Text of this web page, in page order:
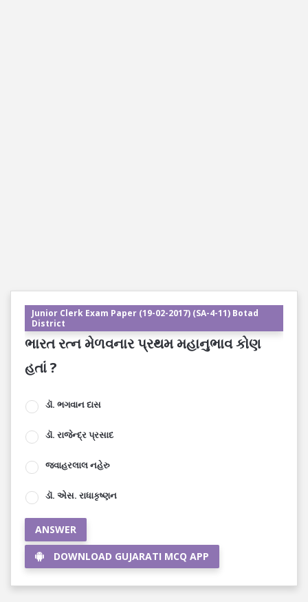
Junior Clerk Exam Paper (19-02-2017) (SA-4-11) Botad
District
ભારત રત્ન મેળવનાર પ્રથમ મહાનુભાવ કોણ
હતાં ?
ડૉ. ભગવાન દાસ
ડૉ. રાજેન્દ્ર પ્રસાદ
જવાહરલાલ નહેરુ
ડૉ. એસ. રાધાકૃષ્ણન
ANSWER
DOWNLOAD GUJARATI MCQ APP